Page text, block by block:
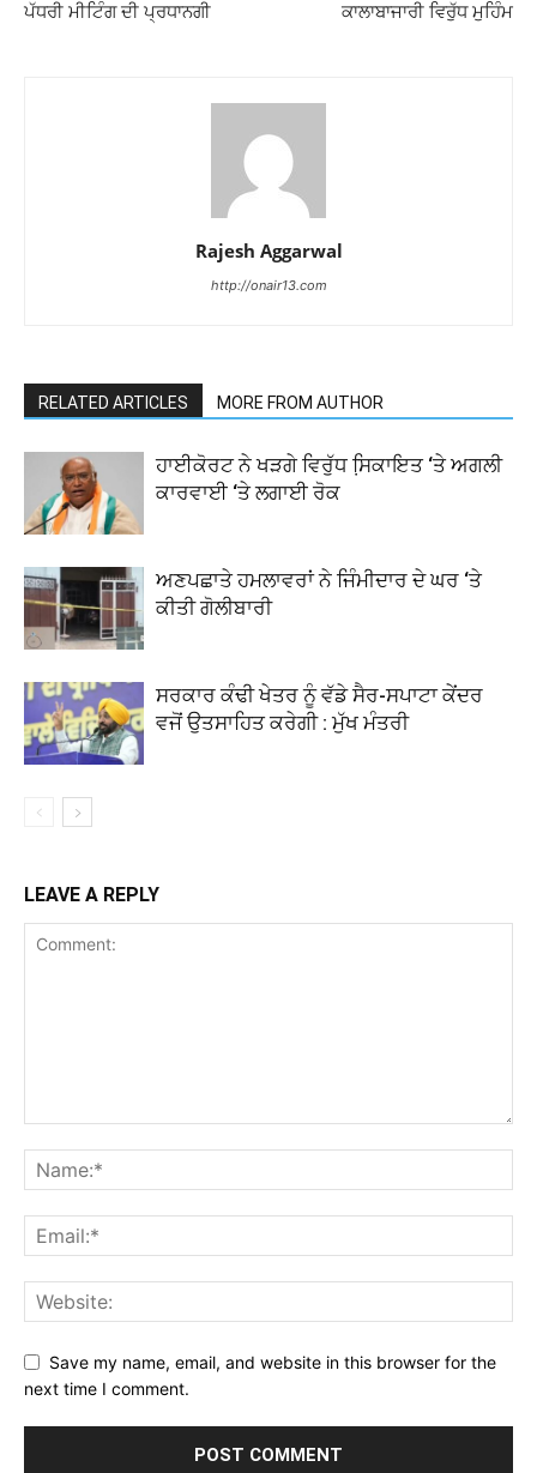
ਪੱਧਰੀ ਮੀਟਿੰਗ ਦੀ ਪ੍ਰਧਾਨਗੀ
ਕਾਲਾਬਾਜਾਰੀ ਵਿਰੁੱਧ ਮੁਹਿੰਮ
Rajesh Aggarwal
http://onair13.com
RELATED ARTICLES MORE FROM AUTHOR
ਹਾਈਕੋਰਟ ਨੇ ਖੜਗੇ ਵਿਰੁੱਧ ਸਿ਼ਕਾਇਤ ‘ਤੇ ਅਗਲੀ
ਕਾਰਵਾਈ ‘ਤੇ ਲਗਾਈ ਰੋਕ
ਅਣਪਛਾਤੇ ਹਮਲਾਵਰਾਂ ਨੇ ਜਿੰਮੀਦਾਰ ਦੇ ਘਰ ‘ਤੇ
ਕੀਤੀ ਗੋਲੀਬਾਰੀ
ਸਰਕਾਰ ਕੰਢੀ ਖੇਤਰ ਨੂੰ ਵੱਡੇ ਸੈਰ-ਸਪਾਟਾ ਕੇਂਦਰ
ਵਜੋਂ ਉਤਸਾਹਿਤ ਕਰੇਗੀ : ਮੁੱਖ ਮੰਤਰੀ
LEAVE A REPLY
Save my name, email, and website in this browser for the
next time I comment.